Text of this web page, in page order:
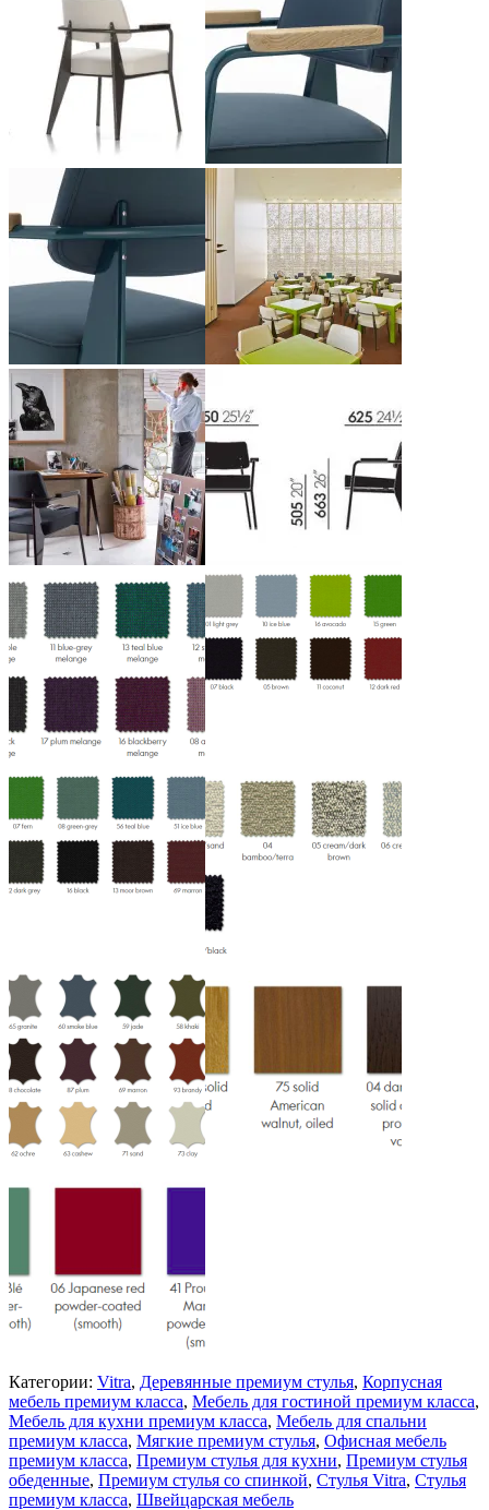
Категории: Vitra, Деревянные премиум стулья, Корпусная
мебель премиум класса, Мебель для гостиной премиум класса,
Мебель для кухни премиум класса, Мебель для спальни
премиум класса, Мягкие премиум стулья, Офисная мебель
премиум класса, Премиум стулья для кухни, Премиум стулья
обеденные, Премиум стулья со спинкой, Стулья Vitra, Стулья
премиум класса, Швейцарская мебель